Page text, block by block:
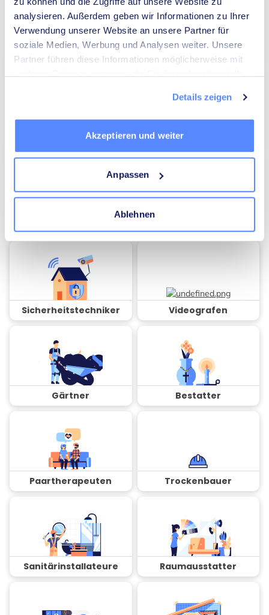
analysieren. Außerdem geben wir Informationen zu Ihrer
Verwendung unserer Website an unsere Partner für
soziale Medien, Werbung und Analysen weiter. Unsere
Partner führen diese Informationen möglicherweise mit
Details zeigen
Akzeptieren und weiter
Anpassen
Ablehnen
Umzugsunternehmen Heizungsbauer
Elektriker Mediatoren
Sicherheitstechniker Videografen
Gärtner Bestatter
Paartherapeuten Trockenbauer
Sanitärinstallateure Raumausstatter